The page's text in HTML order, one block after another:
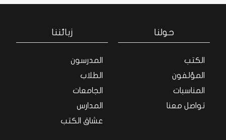
حولنا
الكتب
المؤلفون
المناسبات
تواصل معنا
زبائننا
المدرسون
الطلاب
الجامعات
المدارس
عشاق الكتب